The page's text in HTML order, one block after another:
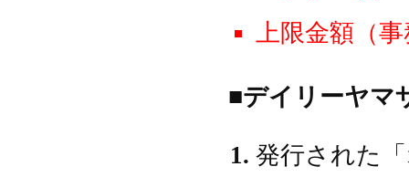
上限金額（
■デイリーヤマ
発行された